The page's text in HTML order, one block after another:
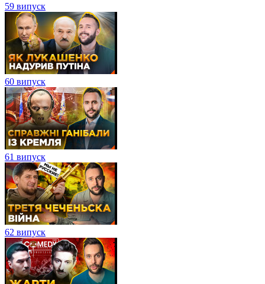
59 випуск
60 випуск
61 випуск
62 випуск